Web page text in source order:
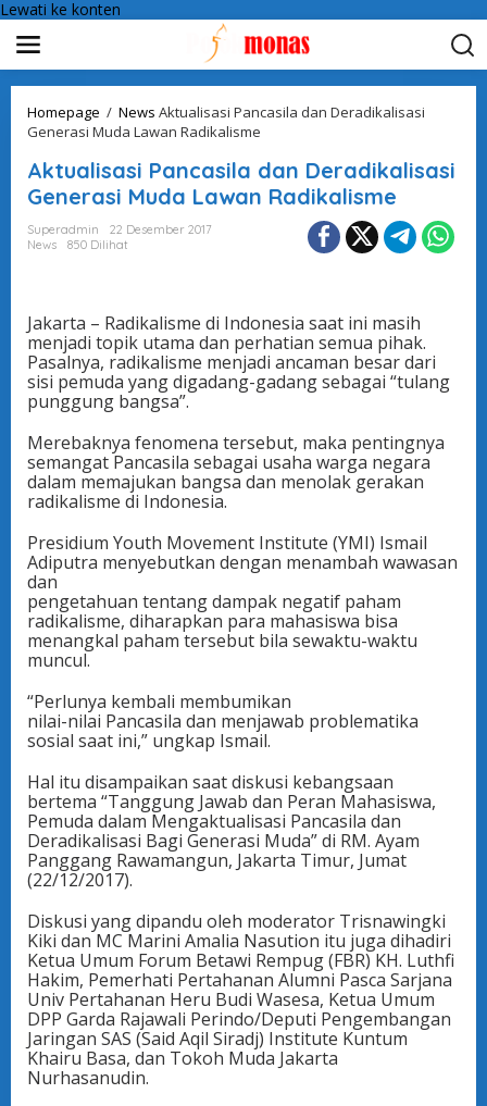
Lewati ke konten
Homepage / News Aktualisasi Pancasila dan Deradikalisasi
Generasi Muda Lawan Radikalisme
Aktualisasi Pancasila dan Deradikalisasi
Generasi Muda Lawan Radikalisme
Superadmin
22 Desember 2017
News
850 Dilihat
Jakarta – Radikalisme di Indonesia saat ini masih
menjadi topik utama dan perhatian semua pihak.
Pasalnya, radikalisme menjadi ancaman besar dari
sisi pemuda yang digadang-gadang sebagai “tulang
punggung bangsa”.
Merebaknya fenomena tersebut, maka pentingnya
semangat Pancasila sebagai usaha warga negara
dalam memajukan bangsa dan menolak gerakan
radikalisme di Indonesia.
Presidium Youth Movement Institute (YMI) Ismail
Adiputra menyebutkan dengan menambah wawasan
dan
pengetahuan tentang dampak negatif paham
radikalisme, diharapkan para mahasiswa bisa
menangkal paham tersebut bila sewaktu-waktu
muncul.
“Perlunya kembali membumikan
nilai-nilai Pancasila dan menjawab problematika
sosial saat ini,” ungkap Ismail.
Hal itu disampaikan saat diskusi kebangsaan
bertema “Tanggung Jawab dan Peran Mahasiswa,
Pemuda dalam Mengaktualisasi Pancasila dan
Deradikalisasi Bagi Generasi Muda” di RM. Ayam
Panggang Rawamangun, Jakarta Timur, Jumat
(22/12/2017).
Diskusi yang dipandu oleh moderator Trisnawingki
Kiki dan MC Marini Amalia Nasution itu juga dihadiri
Ketua Umum Forum Betawi Rempug (FBR) KH. Luthfi
Hakim, Pemerhati Pertahanan Alumni Pasca Sarjana
Univ Pertahanan Heru Budi Wasesa, Ketua Umum
DPP Garda Rajawali Perindo/Deputi Pengembangan
Jaringan SAS (Said Aqil Siradj) Institute Kuntum
Khairu Basa, dan Tokoh Muda Jakarta
Nurhasanudin.